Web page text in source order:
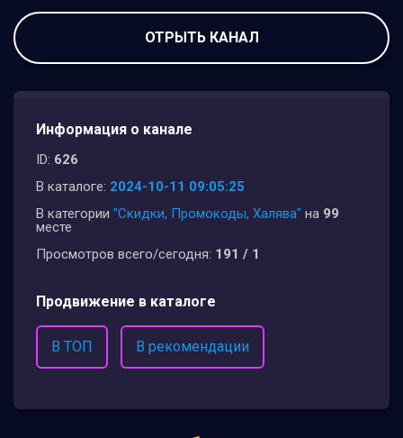
ОТРЫТЬ КАНАЛ
Информация о канале
ID: 626
В каталоге: 2024-10-11 09:05:25
В категории "Скидки, Промокоды, Халява" на 99
месте
Просмотров всего/сегодня: 191 / 1
Продвижение в каталоге
В ТОП В рекомендации